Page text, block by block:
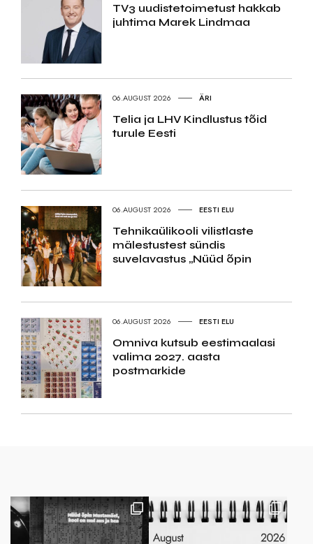
TV3 uudistetoimetust hakkab
juhtima Marek Lindmaa
06.AUGUST 2026 ÄRI
Telia ja LHV Kindlustus tõid
turule Eesti
06.AUGUST 2026 EESTI ELU
Tehnikaülikooli vilistlaste
mälestustest sündis
suvelavastus „Nüüd õpin
06.AUGUST 2026 EESTI ELU
Omniva kutsub eestimaalasi
valima 2027. aasta
postmarkide